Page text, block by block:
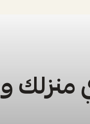
منزلك